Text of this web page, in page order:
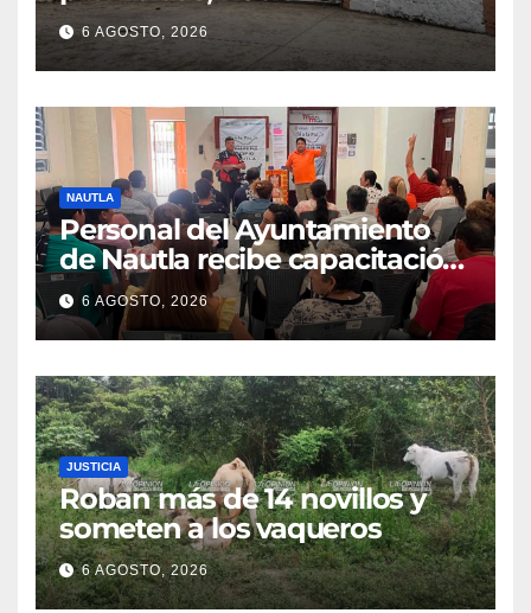
6 AGOSTO, 2026
NAUTLA
Personal del Ayuntamiento
de Nautla recibe capacitación
en atención a emergencias
6 AGOSTO, 2026
JUSTICIA
Roban más de 14 novillos y
someten a los vaqueros
6 AGOSTO, 2026